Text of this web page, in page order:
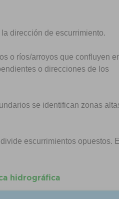
dirección de escurrimiento.
o ríos/arroyos que confluyen
o direcciones de los
se identifican zonas
escurrimientos opuestos.
hidrográfica